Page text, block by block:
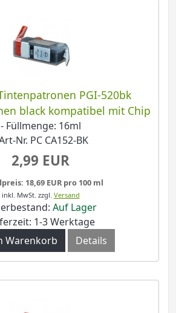
PGI-520bk
black kompatibel mit Chip
- Füllmenge: 16ml
Nr. PC CA152-BK
2,99 EUR
18,69 EUR pro 100 ml
inkl. MwSt. zzgl. Versand
Auf Lager
1-3 Werktage
Warenkorb
Details